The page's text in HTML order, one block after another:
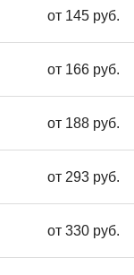
от 145 руб.
от 166 руб.
от 188 руб.
от 293 руб.
от 330 руб.